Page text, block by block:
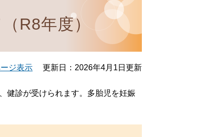
R8年度）
ジ表示 更新日：2026年4月1日更新
健診が受けられます。多胎児を妊娠